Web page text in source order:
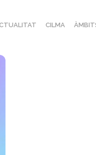
CILMA